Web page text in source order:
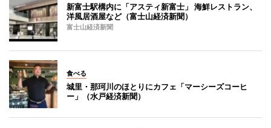
新富士駅構内に「アスティ新富士」 海鮮レストラン、
洋風居酒屋など（富士山経済新聞）
富士山経済新聞
食べる
城里・那珂川のほとりにカフェ「マーシーズコーヒ
ー」（水戸経済新聞）